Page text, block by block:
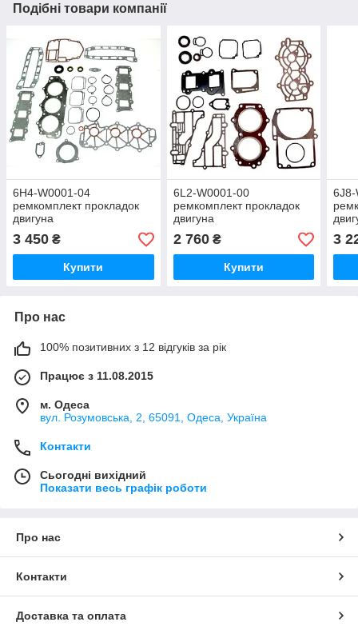
Подібні товари компанії
6H4-W0001-04
ремкомплект прокладок
двигуна
3 450 ₴
Купити
6L2-W0001-00
ремкомплект прокладок
двигуна
2 760₴
Купити
3
Про нас
100% позитивних з 12 відгуків за рік
Працює з 11.08.2015
м. Одеса
вул. Розумовська, 2, 65091, Одеса, Україна
Контакти
Сьогодні вихідний
Показати весь графік роботи
Про нас
Контакти
Доставка та оплата